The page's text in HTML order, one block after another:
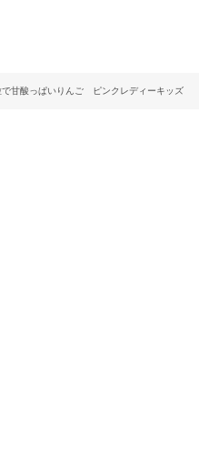
で甘酸っぱいりんご ピンクレディーキッズ